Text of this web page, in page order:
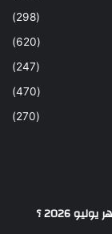
(298)
(620)
(247)
(470)
(270)